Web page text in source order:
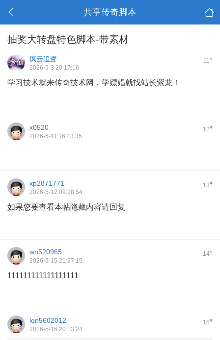
共享传奇脚本
抽奖大转盘特色脚本-带素材
11#
疯云追鹭
2026-5-3 20:17:16
学习技术就来传奇技术网，学嫖娼就找站长紫龙！
12#
x0520
2026-5-11 16:43:35
13#
xp2871771
2026-5-12 09:28:54
如果您要查看本帖隐藏内容请回复
14#
wn520965
2026-5-15 21:27:15
111111111111111111
15#
lqn5602012
2026-5-16 20:13:24